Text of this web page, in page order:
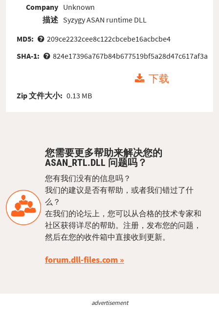
Company
描述
Unknown
Syzygy ASAN runtime DLL
MD5:
209ce2232cee8c122cbcebe16acbcbe4
SHA-1:
824e17396a767b84b677519bf5a28d47c617af3a
下载
Zip 文件大小: 0.13 MB
您需要更多帮助来解决您的
ASAN_RTL.DLL 问题吗？
您有我们没有的信息吗？
我们的建议是否有帮助，或者我们错过了什
么？
在我们的论坛上，您可以从合格的技术专家和
社区获得详尽的帮助。注册，发布您的问题，
然后在您的收件箱中直接收到更新。
forum.dll-files.com
advertisement